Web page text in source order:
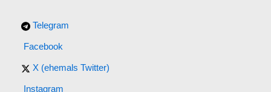
Telegram
Facebook
X (ehemals Twitter)
Instagram